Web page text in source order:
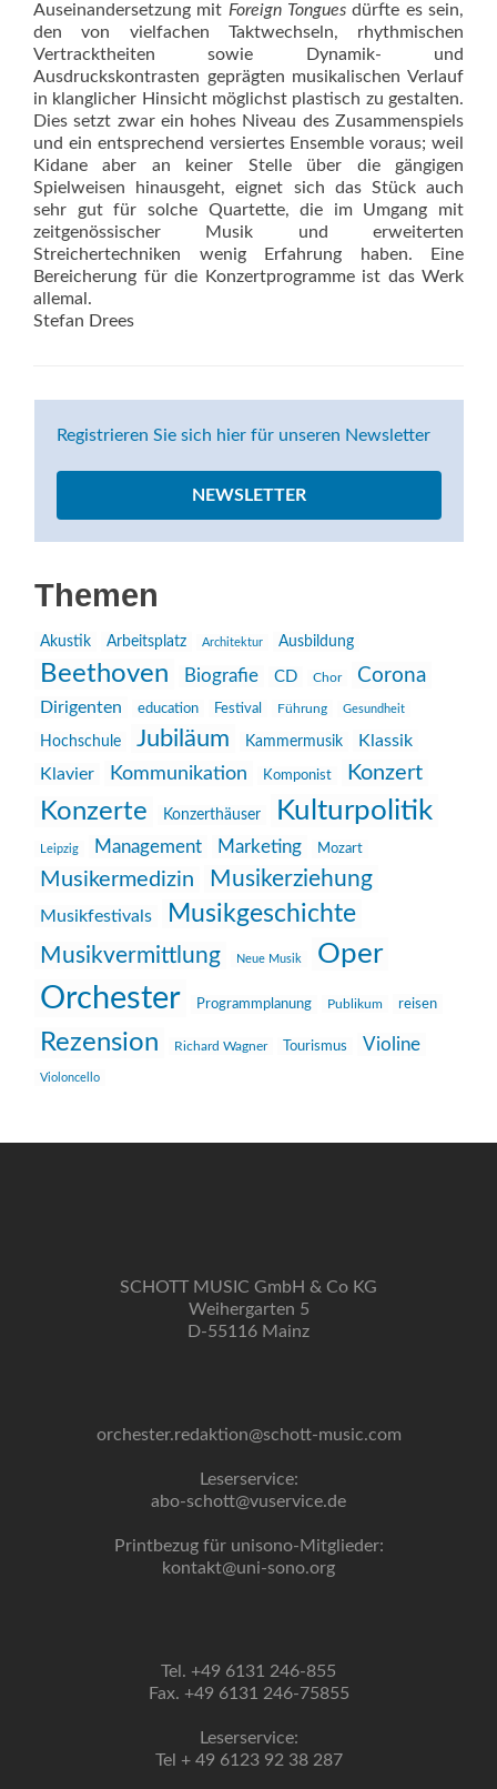
Auseinandersetzung mit Foreign Tongues dürfte es sein,
den von vielfachen Taktwechseln, rhythmischen
Vertracktheiten sowie Dynamik- und
Ausdruckskontrasten geprägten musikalischen Verlauf
in klanglicher Hinsicht möglichst plastisch zu gestalten.
Dies setzt zwar ein hohes Niveau des Zusammenspiels
und ein entsprechend versiertes Ensemble voraus; weil
Kidane aber an keiner Stelle über die gängigen
Spielweisen hinausgeht, eignet sich das Stück auch
sehr gut für solche Quartette, die im Umgang mit
zeitgenössischer Musik und erweiterten
Streichertechniken wenig Erfahrung haben. Eine
Bereicherung für die Konzertprogramme ist das Werk
allemal.
Stefan Drees
Registrieren Sie sich hier für unseren Newsletter
NEWSLETTER
Themen
Akustik Arbeitsplatz Architektur Ausbildung
Beethoven Biografie CD Chor Corona
Dirigenten education Festival Führung Gesundheit
Hochschule Jubiläum Kammermusik
Klassik
Klavier
Kommunikation Komponist Konzert
Konzerte Konzerthäuser Kulturpolitik
Leipzig Management Marketing Mozart
Musikermedizin Musikerziehung
Musikfestivals Musikgeschichte
Musikvermittlung Neue Musik Oper
Orchester Programmplanung Publikum reisen
Rezension Richard Wagner Tourismus Violine
Violoncello
SCHOTT MUSIC GmbH & Co KG
Weihergarten 5
D-55116 Mainz
orchester.redaktion@schott-music.com
Leserservice:
abo-schott@vuservice.de
Printbezug für unisono-Mitglieder:
kontakt@uni-sono.org
Tel. +49 6131 246-855
Fax. +49 6131 246-75855
Leserservice:
Tel + 49 6123 92 38 287